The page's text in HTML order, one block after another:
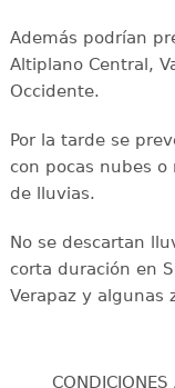
Además podrían
Altiplano Central,
Occidente.
Por la tarde se
con pocas nubes
de lluvias.
No se descartan
corta duración en
Verapaz y algunas
CONDICIONES